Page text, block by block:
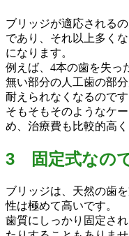
ブリッジが適応される
であり、それ以上多く
になります。
例えば、4本の歯を失っ
無い部分の人工歯の部
耐えられなくなるのです
そもそもそのようなケ
め、治療費も比較的高く
3 固定式なの
ブリッジは、天然の歯
性は極めて高いです。
歯質にしっかり固定さ